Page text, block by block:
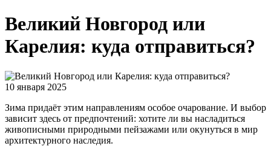
Великий Новгород или
Карелия: куда отправиться?
10 января 2025
Зима придаёт этим направлениям особое очарование. И выбор
зависит здесь от предпочтений: хотите ли вы насладиться
живописными природными пейзажами или окунуться в мир
архитектурного наследия.